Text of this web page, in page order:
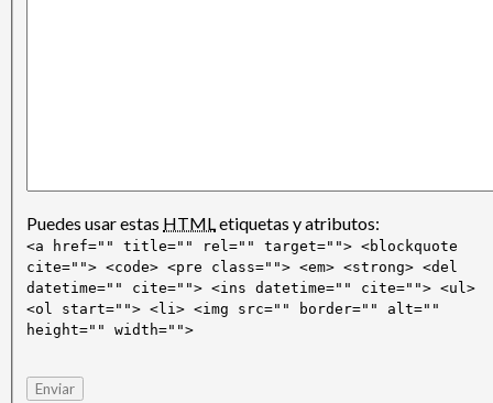
Puedes usar estas HTMLetiquetas y atributos:
<a href="" title="" rel="" target=""> <blockquote
cite=""> <code> <pre class=""> <em> <strong> <del
datetime="" cite=""> <ins datetime="" cite=""> <ul>
<ol start=""> <li> <img src="" border="" alt=""
height="" width="">
Enviar